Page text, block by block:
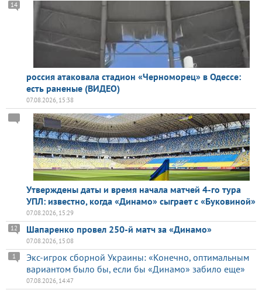
россия атаковала стадион «Черноморец» в Одессе:
есть раненые (ВИДЕО)
14
07.08.2026, 15:38
Утверждены даты и время начала матчей 4-го тура
УПЛ: известно, когда «Динамо» сыграет с «Буковиной»
07.08.2026, 15:29
Шапаренко провел 250-й матч за «Динамо»
12
07.08.2026, 15:08
Экс-игрок сборной Украины: «Конечно, оптимальным
вариантом было бы, если бы «Динамо» забило еще»
1
07.08.2026, 14:47